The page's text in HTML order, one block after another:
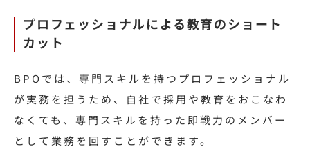
プロフェッショナルによる教育のショート
カット
BPOでは、専門スキルを持つプロフェッショナル
が実務を担うため、自社で採用や教育をおこなわ
なくても、専門スキルを持った即戦力のメンバー
として業務を回すことができます。